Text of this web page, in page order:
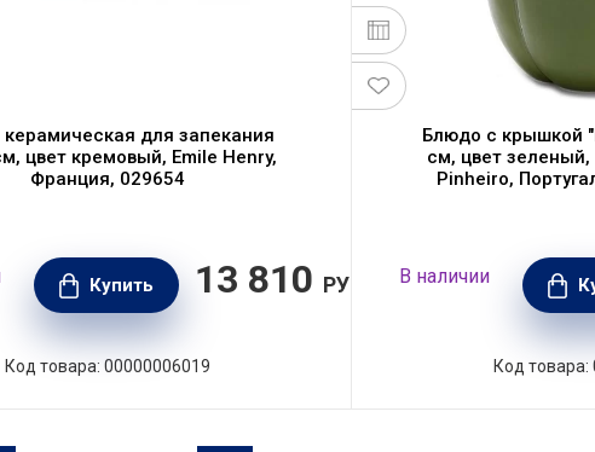
для запекания
цвет кремовый, Emile Henry,
Франция, 029654
Купить 13 810 РУБ.
Код товара: 00000006019
Блюдо с крышкой
см, цвет
Pinheiro,
В наличии
Код товара: